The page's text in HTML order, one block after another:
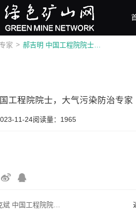
家 > 郝吉明 中国工程院院士，大气污染防治专家
工程院院士，大气污染防治专家
11-24阅读量：1965
上一篇：贺克斌 中国工程院院士，大气污染防治专家